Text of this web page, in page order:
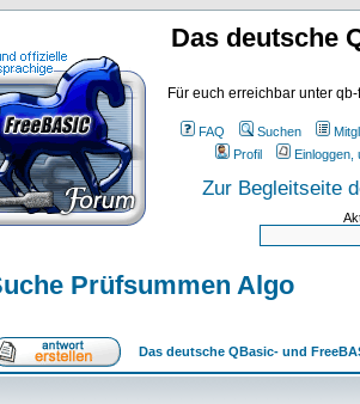
Das deutsche
Für euch erreichbar unter
FAQ Suchen
Profil
Einloggen,
Zur Begleitseite
Prüfsummen Algo
Das deutsche QBasic- und